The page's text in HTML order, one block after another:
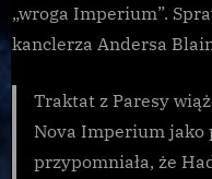
„wroga Imperium”.
kanclerza Andersa
Traktat z Paresy
Nova Imperium jako
przypomniała, że